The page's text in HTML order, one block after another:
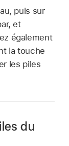
puis sur
et
également
la touche
les piles
du